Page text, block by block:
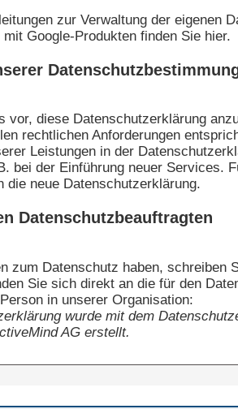
zur Verwaltung der eigenen
mit Google-Produkten finden Sie hier.
vor, diese Datenschutzerklärung
rechtlichen Anforderungen
Leistungen in der
bei der Einführung neuer Services.
die neue Datenschutzerklärung.
Datenschutzbeauftragten
zum Datenschutz haben, schreiben
Sie sich direkt an die für den
in unserer Organisation:
wurde mit dem
AG erstellt.